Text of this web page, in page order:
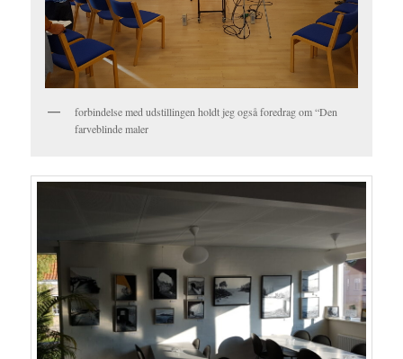
forbindelse med udstillingen holdt jeg også foredrag om “Den
farveblinde maler